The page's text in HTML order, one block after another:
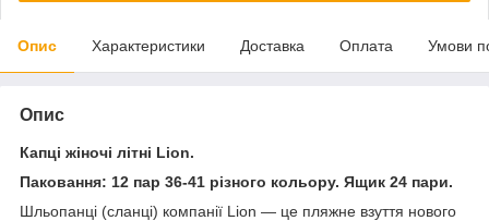
Опис Характеристики Доставка Оплата Умови
Опис
Капці жіночі літні Lion.
Паковання: 12 пар 36-41 різного кольору. Ящик 24 пари.
Шльопанці (сланці) компанії Lion — це пляжне взуття нового